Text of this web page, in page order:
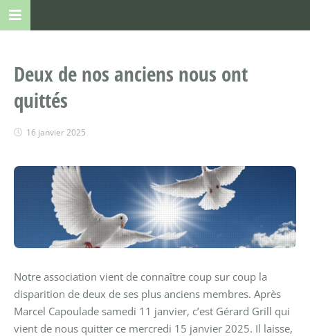
Deux de nos anciens nous ont
quittés
16 janvier 2025
Notre association vient de connaître coup sur coup la
disparition de deux de ses plus anciens membres. Après
Marcel Capoulade samedi 11 janvier, c’est Gérard Grill qui
vient de nous quitter ce mercredi 15 janvier 2025. Il laisse,